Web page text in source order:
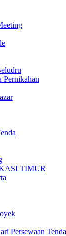
Pernikahan
TIMUR
Persewaan Tenda